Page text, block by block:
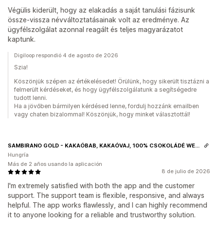
Végülis kiderült, hogy az elakadás a saját tanulási fázisunk
össze-vissza névváltoztatásainak volt az eredménye. Az
ügyfélszolgálat azonnal reagált és teljes magyarázatot
kaptunk.
Digiloop respondió 4 de agosto de 2026
Szia!
Köszönjük szépen az értékelésedet! Örülünk, hogy sikerült tisztázni a
felmerült kérdéseket, és hogy ügyfélszolgálatunk a segítségedre
tudott lenni.
Ha a jövőben bármilyen kérdésed lenne, fordulj hozzánk emailben
vagy chaten bizalommal! Köszönjük, hogy minket választottál!
8 de julio de 2026
I'm extremely satisfied with both the app and the customer
support. The support team is flexible, responsive, and always
helpful. The app works flawlessly, and I can highly recommend
it to anyone looking for a reliable and trustworthy solution.
SAMBIRANO GOLD - KAKAÓBAB, KAKAÓVAJ, 100% CSOKOLÁDÉ WEBÁRUHÁZ
Hungría
Más de 2 años usando la aplicación